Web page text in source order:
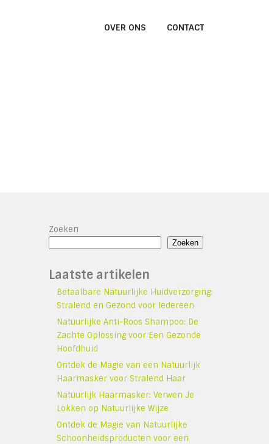
OVER ONS CONTACT
Zoeken
Zoeken
Laatste artikelen
Betaalbare Natuurlijke Huidverzorging:
Stralend en Gezond voor Iedereen
Natuurlijke Anti-Roos Shampoo: De
Zachte Oplossing voor Een Gezonde
Hoofdhuid
Ontdek de Magie van een Natuurlijk
Haarmasker voor Stralend Haar
Natuurlijk Haarmasker: Verwen Je
Lokken op Natuurlijke Wijze
Ontdek de Magie van Natuurlijke
Schoonheidsproducten voor een